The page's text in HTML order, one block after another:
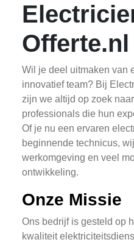
Wil je deel uitmaken van
innovatief team? Bij
zijn we altijd op zoek
professionals die hun
Of je nu een ervaren
beginnende technicus,
werkomgeving en veel
ontwikkeling.
Onze Missie
Ons bedrijf is gesteld op
kwaliteit